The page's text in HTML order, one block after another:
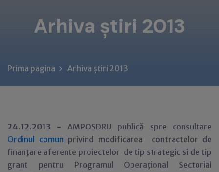
Arhiva știri 2013
Prima pagina Arhiva știri 2013
24.12.2013 - AMPOSDRU publică spre consultare
Ordinul comun privind modificarea contractelor de
finanţare aferente proiectelor de tip strategic si de tip
grant pentru Programul Operaţional Sectorial